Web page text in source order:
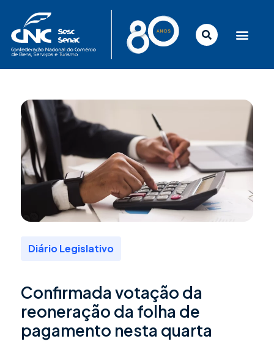
conteúdo
Diário Legislativo
Confirmada votação da
reoneração da folha de
pagamento nesta quarta